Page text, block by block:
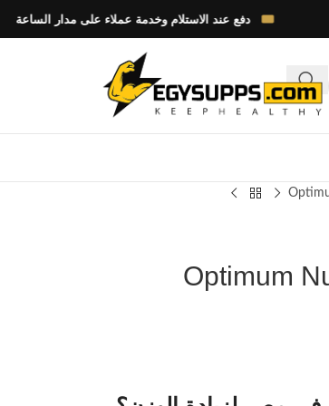
دفع عند الاستلام وخدمة عملاء على مدار الساعة
Optimum